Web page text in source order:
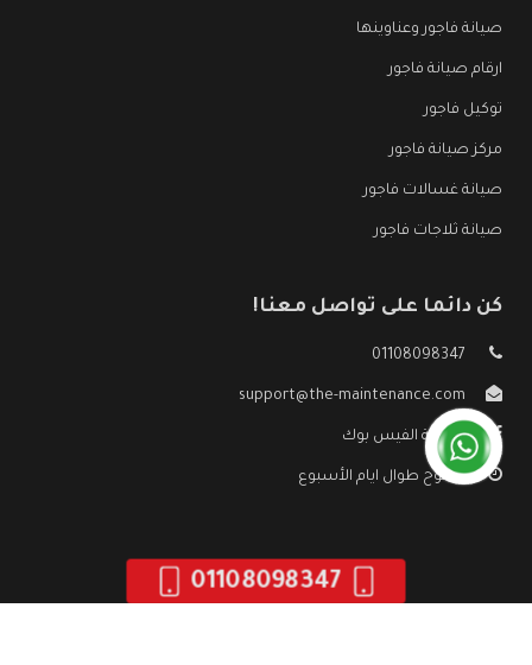
صيانة فاجور وعناوينها
ارقام صيانة فاجور
توكيل فاجور
مركز صيانة فاجور
صيانة غسالات فاجور
صيانة ثلاجات فاجور
كن دائما على تواصل معنا!
01108098347
support@the-maintenance.com
صفحة الفيس بوك
مفتوح طوال ايام الأسبوع
01108098347